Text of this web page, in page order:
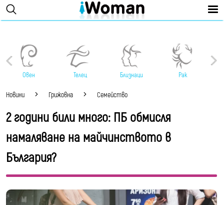
Овен Телец Близнаци Рак
Новини Грижовна Семейство
2 години били много: ПБ обмисля
намаляване на майчинството в
България?